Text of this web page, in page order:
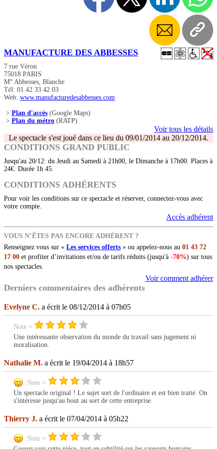
MANUFACTURE DES ABBESSES
7 rue Véron
75018 PARIS
M° Abbesses, Blanche
Tél: 01 42 33 42 03
Web: www.manufacturedesabbesses.com
> Plan d'accès (Google Maps)
> Plan du métro (RATP)
Voir tous les détails
Le spectacle s'est joué dans ce lieu du 09/01/2014 au 20/12/2014.
CONDITIONS GRAND PUBLIC
Jusqu'au 20/12: du Jeudi au Samedi à 21h00, le Dimanche à 17h00. Places à
24€. Durée 1h 45.
CONDITIONS ADHÉRENTS
Pour voir les conditions sur ce spectacle et réserver, connectez-vous avec
votre compte.
Accès adhérent
VOUS N’ÊTES PAS ENCORE ADHÉRENT ?
Renseignez vous sur « Les services offerts » ou appelez-nous au 01 43 72
17 00 et profiter d’invitations et/ou de tarifs réduits (jusqu'à -70%) sur tous
nos spectacles.
Voir comment adhérer
Derniers commentaires des adhérents
Evelyne C. a écrit le 08/12/2014 à 07h05
Note =
Une intéressante observation du monde du travail sans jugement ni
moralisation.
Nathalie M. a écrit le 19/04/2014 à 18h57
Note =
Un spectacle original ! Le sujet sort de l'ordinaire et est bien traité. On
s'intéresse jusqu'au bout au sort de cette entreprise.
Thierry J. a écrit le 07/04/2014 à 05h22
Note =